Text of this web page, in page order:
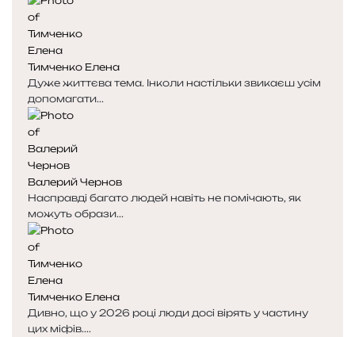
Тимченко Елена
Дуже життєва тема. Інколи настільки звикаєш усім
допомагати...
Валерий Чернов
Насправді багато людей навіть не помічають, як
можуть образи...
Тимченко Елена
Дивно, що у 2026 році люди досі вірять у частину
цих міфів....